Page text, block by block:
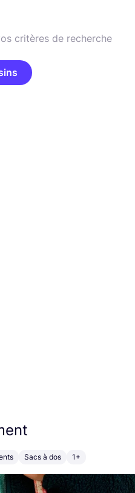
critères de recherche
Sacs à dos 1+